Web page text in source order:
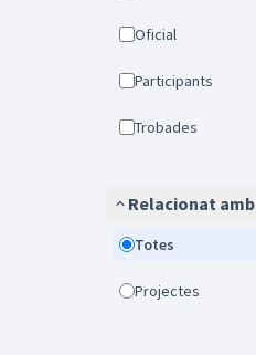
Oficial
Participants
Trobades
Relacionat amb
Totes
Projectes